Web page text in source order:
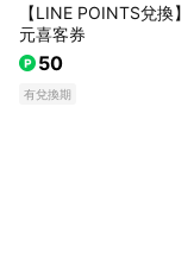
【LINE POINTS兌換
元喜客券
50
有兌換期